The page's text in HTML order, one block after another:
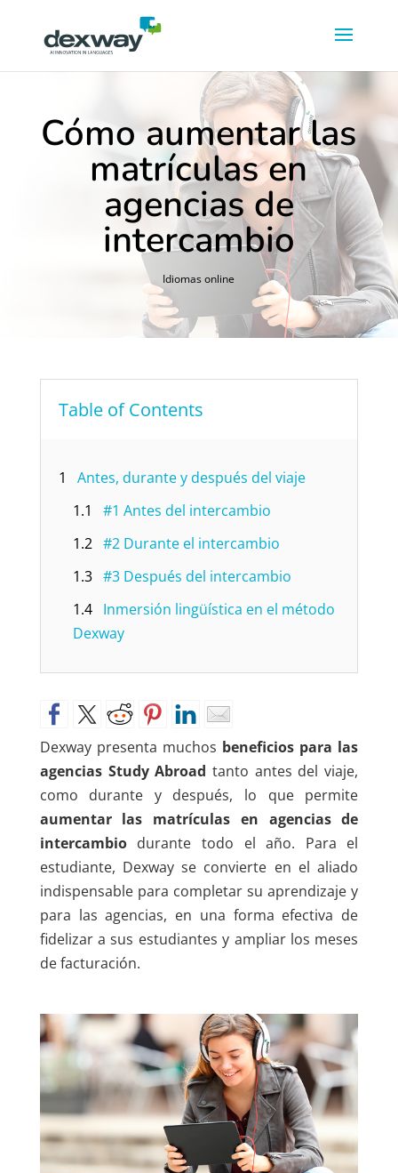
Cómo aumentar las
matrículas en
agencias de
intercambio
Idiomas online
Table of Contents
1
Antes, durante y después del viaje
1.1
#1 Antes del intercambio
1.2 #2 Durante el intercambio
1.3 #3 Después del intercambio
1.4
Inmersión lingüística en el método
Dexway
Dexway presenta muchos beneficios para las
agencias Study Abroad tanto antes del viaje,
como durante y después, lo que permite
aumentar las matrículas en agencias de
intercambio durante todo el año. Para el
estudiante, Dexway se convierte en el aliado
indispensable para completar su aprendizaje y
para las agencias, en una forma efectiva de
fidelizar a sus estudiantes y ampliar los meses
de facturación.